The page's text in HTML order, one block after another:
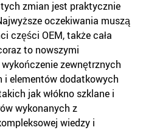
zmian jest praktycznie
oczekiwania muszą
części OEM, także cała
to nowszymi
zewnętrznych
elementów dodatkowych
jak włókno szklane i
wykonanych z
wiedzy i